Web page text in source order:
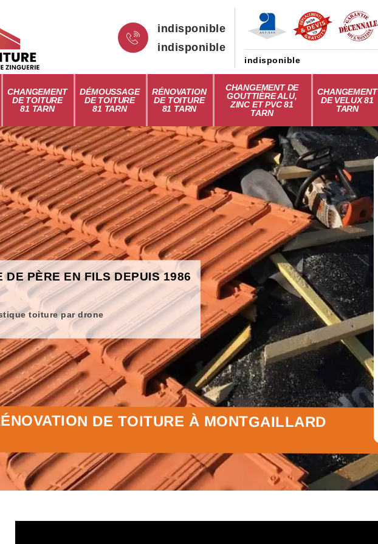
indisponible
indisponible
indisponible
CHANGEMENT
DE TOITURE
81 TARN
DÉMOUSSAGE
DE TOITURE
81 TARN
RÉNOVATION
DE TOITURE
81 TARN
CHANGEMENT DE
GOUTTIÈRE ALU,
ZINC ET PVC 81
TARN
CHANGEMENT
DE VELUX 81
TARN
DE PÈRE EN FILS DEPUIS 1986
toiture par drone
DE TOITURE À MONTGAILLARD